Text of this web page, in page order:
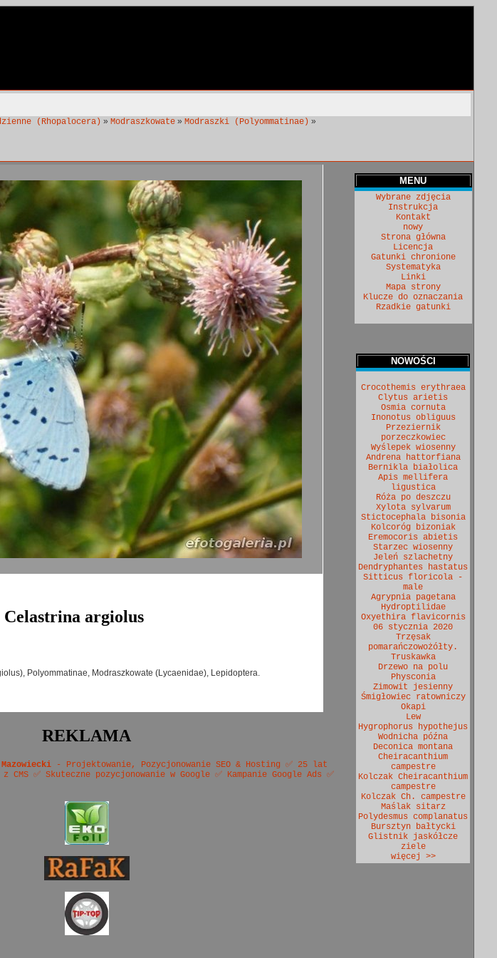
(Rhopalocera) » Modraszkowate » Modraszki (Polyommatinae) »
Celastrina argiolus
Polyommatinae, Modraszkowate (Lycaenidae), Lepidoptera.
REKLAMA
- Projektowanie, Pozycjonowanie SEO & Hosting ✅ 25 lat
CMS ✅ Skuteczne pozycjonowanie w Google ✅ Kampanie Google Ads ✅
MENU
Wybrane zdjęcia
Instrukcja
Kontakt
nowy
Strona główna
Licencja
Gatunki chronione
Systematyka
Linki
Mapa strony
Klucze do oznaczania
Rzadkie gatunki
NOWOŚCI
Crocothemis erythraea
Clytus arietis
Osmia cornuta
Inonotus obliguus
Przeziernik
porzeczkowiec
Wyślepek wiosenny
Andrena hattorfiana
Bernikla białolica
Apis mellifera
ligustica
Róża po deszczu
Xylota sylvarum
Stictocephala bisonia
Kolcoróg bizoniak
Eremocoris abietis
Starzec wiosenny
Jeleń szlachetny
Dendryphantes hastatus
Sitticus floricola -
male
Agrypnia pagetana
Hydroptilidae
Oxyethira flavicornis
06 stycznia 2020
Trzęsak
pomarańczowożółty.
Truskawka
Drzewo na polu
Physconia
Zimowit jesienny
Śmigłowiec ratowniczy
Okapi
Lew
Hygrophorus hypothejus
Wodnicha późna
Deconica montana
Cheiracanthium
campestre
Kolczak Cheiracanthium
campestre
Kolczak Ch. campestre
Maślak sitarz
Polydesmus complanatus
Bursztyn bałtycki
Glistnik jaskółcze
ziele
więcej >>